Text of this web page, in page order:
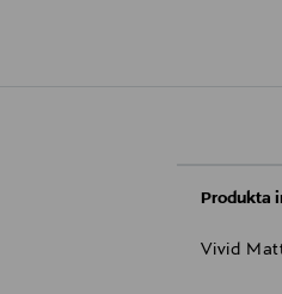
Produkta
Vivid